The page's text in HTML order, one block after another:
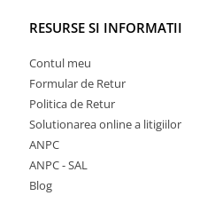
RESURSE SI INFORMATII
Contul meu
Formular de Retur
Politica de Retur
Solutionarea online a litigiilor
ANPC
ANPC - SAL
Blog